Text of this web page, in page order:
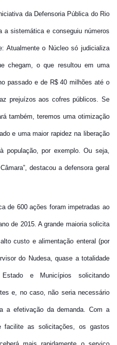
da Defensoria Pública do Rio
a sistemática e conseguiu números
Atualmente o Núcleo só judicializa
chegam, o que resultou em uma
passado e de R$ 40 milhões até o
prejuízos aos cofres públicos. Se
também, teremos uma otimização
e uma maior rapidez na liberação
população, por exemplo. Ou seja,
destacou a defensora geral
de 600 ações foram impetradas ao
de 2015. A grande maioria solicita
custo e alimentação enteral (por
do Nudesa, quase a totalidade
e Municípios solicitando
e, no caso, não seria necessário
a efetivação da demanda. Com a
facilite as solicitações, os gastos